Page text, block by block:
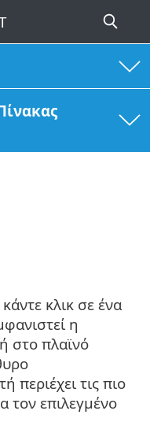
κάντε κλικ σε ένα
η
στο πλαϊνό
περιέχει τις πιο
τον επιλεγμένο